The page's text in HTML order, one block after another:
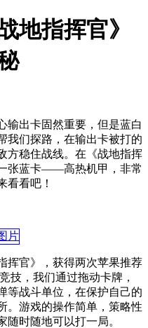
地指挥官》
输出卡固然重要，但是蓝白
我们探路，在输出卡被打的
方稳住战线。在《战地指挥
张蓝卡——高热机甲，非常
看看吧！
挥官》，获得两次苹果推荐
技，我们通过拖动卡牌，
等战斗单位，在保护自己的
。游戏的操作简单，策略性
时随地可以打一局。